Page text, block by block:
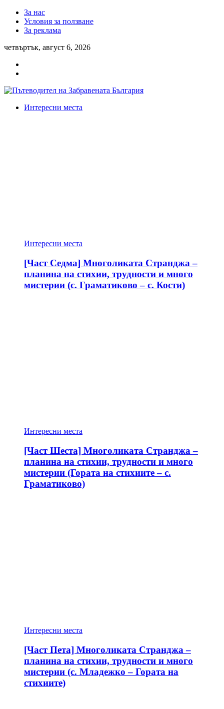
За нас
Условия за ползване
За реклама
четвъртък, август 6, 2026
Интересни места
Интересни места
[Част Седма] Многоликата Странджа –
планина на стихии, трудности и много
мистерии (с. Граматиково – с. Кости)
Интересни места
[Част Шеста] Многоликата Странджа –
планина на стихии, трудности и много
мистерии (Гората на стихиите – с.
Граматиково)
Интересни места
[Част Пета] Многоликата Странджа –
планина на стихии, трудности и много
мистерии (с. Младежко – Гората на
стихиите)